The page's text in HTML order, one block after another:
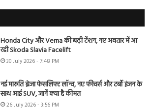
Honda City और Verna की बढ़ी टेंशन, नए अवतार में आ
रही Skoda Slavia Facelift
30 July 2026 - 7:48 PM
नई मारुति ब्रेजा फेसलिफ्ट लॉन्च, नए फीचर्स और टर्बो इंजन के
साथ आई SUV, जानें क्या है कीमत
26 July 2026 - 3:56 PM